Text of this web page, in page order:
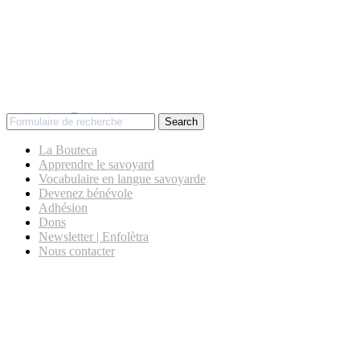
Dons Search
La Bouteca
Apprendre le savoyard
Vocabulaire en langue savoyarde
Devenez bénévole
Adhésion
Dons
Newsletter | Enfolètra
Nous contacter